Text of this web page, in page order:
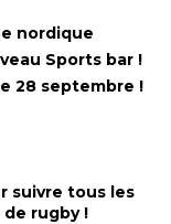
nordique
Sports bar !
28 septembre !
suivre tous les
rugby !